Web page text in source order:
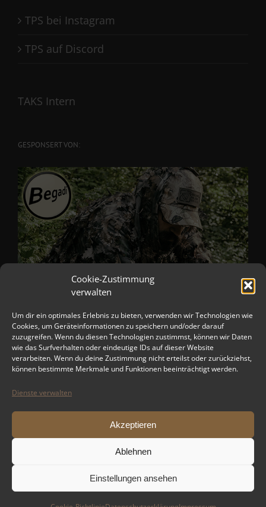
Cookie-Zustimmung
verwalten
Um dir ein optimales Erlebnis zu bieten, verwenden wir Technologien wie
Cookies, um Geräteinformationen zu speichern und/oder darauf
zuzugreifen. Wenn du diesen Technologien zustimmst, können wir Daten
wie das Surfverhalten oder eindeutige IDs auf dieser Website
verarbeiten. Wenn du deine Zustimmung nicht erteilst oder zurückziehst,
können bestimmte Merkmale und Funktionen beeinträchtigt werden.
Dienste verwalten
Akzeptieren
Ablehnen
Einstellungen ansehen
TPS bei Instagram
TPS auf Discord
TAKS Intern
GESPONSERT VON: